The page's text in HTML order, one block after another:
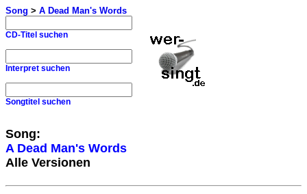
Song > A Dead Man's Words
CD-Titel suchen
Interpret suchen
Songtitel suchen
Song:
A Dead Man's Words
Alle Versionen